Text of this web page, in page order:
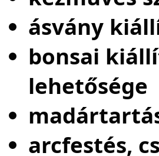
ásvány
bonsai
lehetősége
arcfestés,